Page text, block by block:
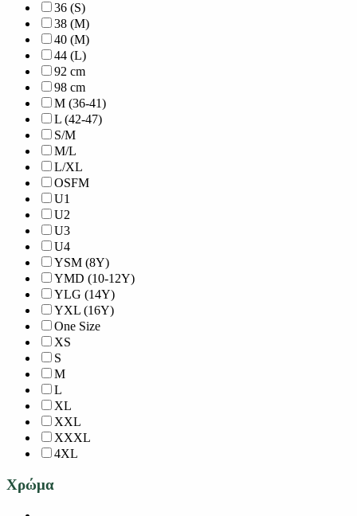
36 (S)
38 (M)
40 (M)
44 (L)
92 cm
98 cm
M (36-41)
L (42-47)
S/M
M/L
L/XL
OSFM
U1
U2
U3
U4
YSM (8Y)
YMD (10-12Y)
YLG (14Y)
YXL (16Y)
One Size
XS
S
M
L
XL
XXL
XXXL
4XL
Χρώμα